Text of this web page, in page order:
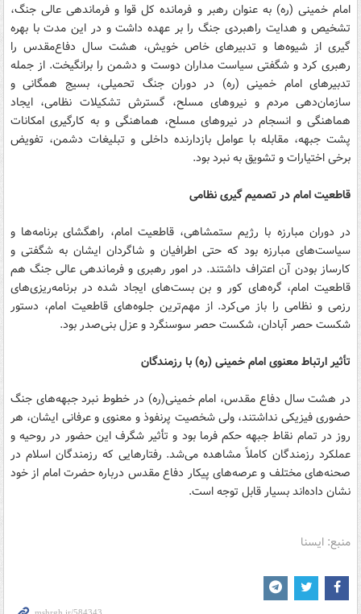
امام خمینی (ره) به عنوان رهبر و فرمانده کل قوا و فرماندهی عالی جنگ،
تشخیص و هدایت راهبردی جنگ را بر عهده داشت و در این مدت با بهره
گیری از شیوه‌ها و تدبیرهای خاص خویش، هشت سال دفاع‌مقدس را
رهبری کرد و شگفتی سیاست مداران دوست و دشمن را برانگیخت. از جمله
تدبیرهای امام خمینی (ره) در دوران جنگ تحمیلی، بسیج همگانی و
سازمان‌دهی مردم و نیروهای مسلح، گسترش تشکیلات نظامی، ایجاد
هماهنگی و انسجام در نیروهای مسلح، هماهنگی و به کارگیری امکانات
پشت جبهه، مقابله با عوامل بازدارنده داخلی و تبلیغات دشمن، تفویض
برخی اختیارات و تشویق به نبرد بود.
قاطعیت امام در تصمیم گیری نظامی
در دوران مبارزه با رژیم ستمشاهی، قاطعیت امام، راهگشای برنامه‌ها و
سیاست‌های مبارزه بود که حتی اطرافیان و شاگردان ایشان به شگفتی و
کارساز بودن آن اعتراف داشتند. در امور رهبری و فرماندهی عالی جنگ هم
قاطعیت امام، گره‌های کور و بن بست‌های ایجاد شده در برنامه‌ریزی‌های
رزمی و نظامی را باز می‌کرد. از مهم‌ترین جلوه‌های قاطعیت امام، دستور
شکست حصر آبادان، شکست حصر سوسنگرد و عزل بنی‌صدر بود.
تأثیر ارتباط معنوی امام خمینی (ره) با رزمندگان
در هشت سال دفاع مقدس، امام خمینی(ره) در خطوط نبرد جبهه‌های جنگ
حضوری فیزیکی نداشتند، ولی شخصیت پرنفوذ و معنوی و عرفانی ایشان، هر
روز در تمام نقاط جبهه حکم فرما بود و تأثیر شگرف این حضور در روحیه و
عملکرد رزمندگان کاملاً مشاهده می‌شد. رفتارهایی که رزمندگان اسلام در
صحنه‌های مختلف و عرصه‌های پیکار دفاع مقدس درباره حضرت امام از خود
نشان داده‌اند بسیار قابل توجه است.
منبع: ایسنا